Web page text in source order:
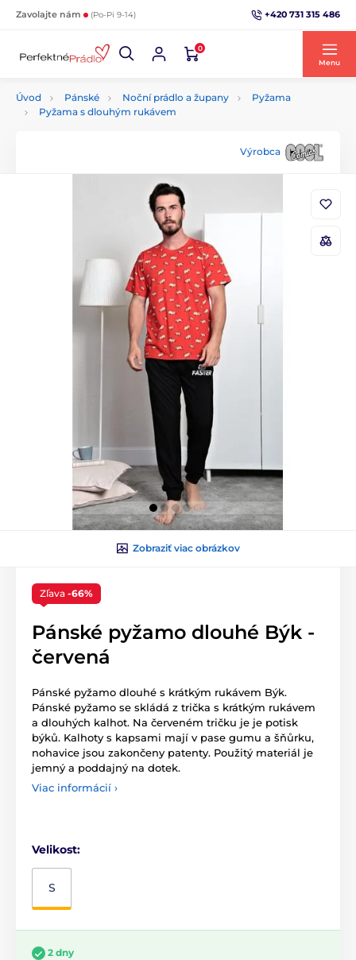
Zavolajte nám (Po-Pi 9-14) +420 731 315 486
0
Menu
Úvod Pánské Noční prádlo a župany
Pyžama
Pyžama s dlouhým rukávem
Výrobca
Zobraziť viac obrázkov
Zľava -66%
Pánské pyžamo dlouhé Býk -
červená
Pánské pyžamo dlouhé s krátkým rukávem Býk.
Pánské pyžamo se skládá z trička s krátkým rukávem
a dlouhých kalhot. Na červeném tričku je je potisk
býků. Kalhoty s kapsami mají v pase gumu a šňůrku,
nohavice jsou zakončeny patenty. Použitý materiál je
jemný a poddajný na dotek.
Viac informácií ›
Velikost:
S
2 dny